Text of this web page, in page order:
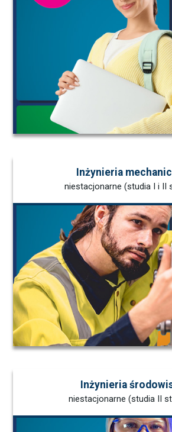
Inżynieria
niestacjonarne (studia I i II
Inżynieria
niestacjonarne (studia II